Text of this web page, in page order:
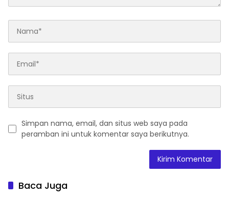
Simpan nama, email, dan situs web saya pada
peramban ini untuk komentar saya berikutnya.
Baca Juga